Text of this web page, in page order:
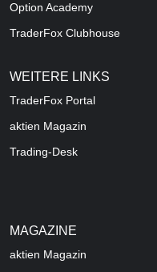
Option Academy
TraderFox Clubhouse
WEITERE LINKS
TraderFox Portal
aktien Magazin
Trading-Desk
MAGAZINE
aktien Magazin